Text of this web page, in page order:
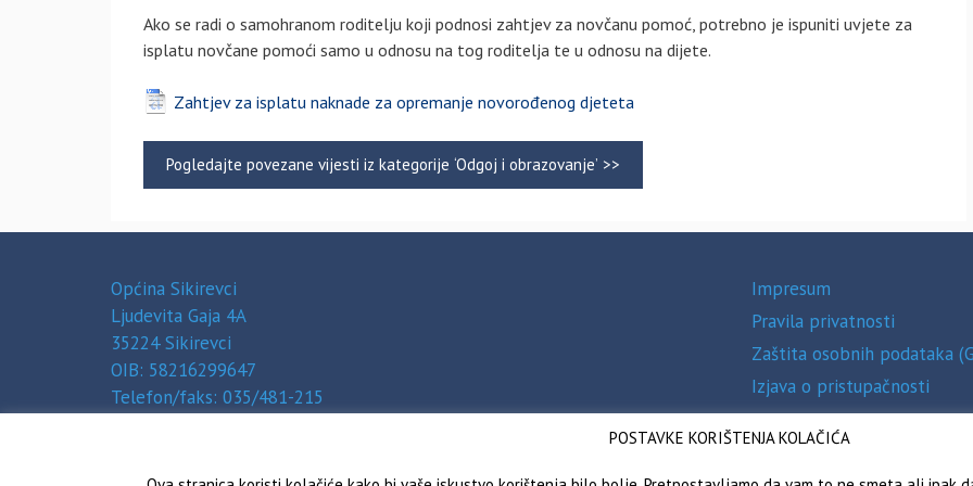
Ako se radi o samohranom roditelju koji podnosi zahtjev za novčanu pomoć, potrebno je ispuniti uvjete za
isplatu novčane pomoći samo u odnosu na tog roditelja te u odnosu na dijete.
Zahtjev za isplatu naknade za opremanje novorođenog djeteta
Pogledajte povezane vijesti iz kategorije ‘Odgoj i obrazovanje’ >>
Općina Sikirevci
Ljudevita Gaja 4A
35224 Sikirevci
OIB: 58216299647
Telefon/faks: 035/481-215
Impresum
Pravila privatnosti
Zaštita osobnih podataka
Izjava o pristupačnosti
POSTAVKE KORIŠTENJA KOLAČIĆA